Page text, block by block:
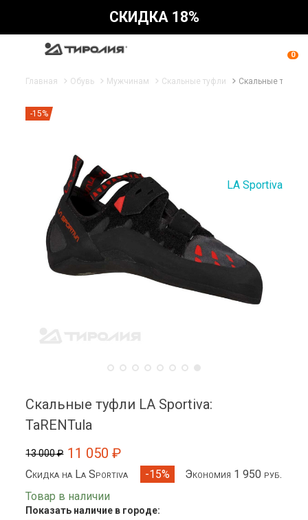
СКИДКА 18%
0
Главная Обувь Мужчинам Скальные туфли Скальные туфли
-15%
LA Sportiva
Скальные туфли LA Sportiva:
TaRENTula
13 000 ₽ 11 050 ₽
Скидка на La Sportiva -15%
Экономия 1 950 руб.
Товар в наличии
Показать наличие в городе: